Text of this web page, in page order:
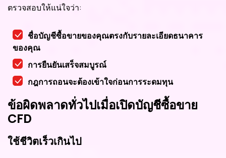
ตรวจสอบให้แน่ใจว่า:
ชื่อบัญชีซื้อขายของคุณตรงกับรายละเอียดธนาคาร
ของคุณ
การยืนยันเสร็จสมบูรณ์
กฎการถอนจะต้องเข้าใจก่อนการระดมทุน
ข้อผิดพลาดทั่วไปเมื่อเปิดบัญชีซื้อขาย
CFD
ใช้ชีวิตเร็วเกินไป